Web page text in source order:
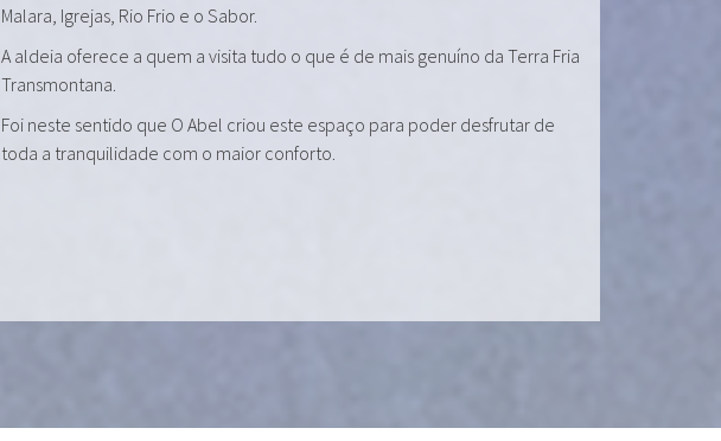
Malara, Igrejas, Rio Frio e o Sabor.
A aldeia oferece a quem a visita tudo o que é de mais genuíno da Terra Fria
Transmontana.
Foi neste sentido que O Abel criou este espaço para poder desfrutar de
toda a tranquilidade com o maior conforto.